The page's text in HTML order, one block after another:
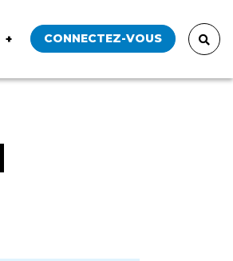
CONNECTEZ-VOUS